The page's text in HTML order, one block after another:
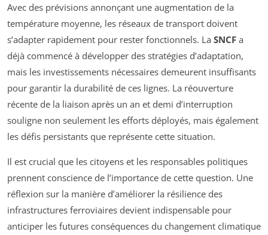
Avec des prévisions annonçant une augmentation de la
température moyenne, les réseaux de transport doivent
s’adapter rapidement pour rester fonctionnels. La SNCF a
déjà commencé à développer des stratégies d’adaptation,
mais les investissements nécessaires demeurent insuffisants
pour garantir la durabilité de ces lignes. La réouverture
récente de la liaison après un an et demi d’interruption
souligne non seulement les efforts déployés, mais également
les défis persistants que représente cette situation.
Il est crucial que les citoyens et les responsables politiques
prennent conscience de l’importance de cette question. Une
réflexion sur la manière d’améliorer la résilience des
infrastructures ferroviaires devient indispensable pour
anticiper les futures conséquences du changement climatique